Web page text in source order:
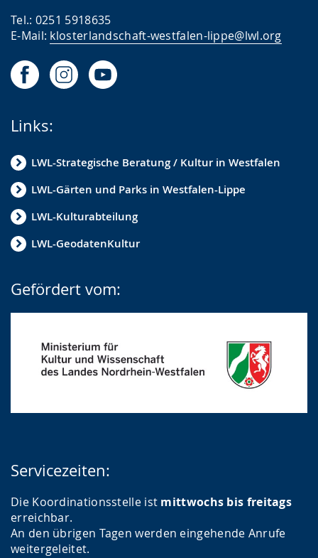
Tel.: 0251 5918635
E-Mail: klosterlandschaft-westfalen-lippe@lwl.org
Links:
LWL-Strategische Beratung / Kultur in Westfalen
LWL-Gärten und Parks in Westfalen-Lippe
LWL-Kulturabteilung
LWL-GeodatenKultur
Gefördert vom:
Servicezeiten:
Die Koordinationsstelle ist mittwochs bis freitags
erreichbar.
An den übrigen Tagen werden eingehende Anrufe
weitergeleitet.